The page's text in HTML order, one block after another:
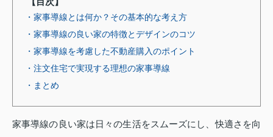
・家事導線とは何か？その基本的な考え方
・家事導線の良い家の特徴とデザインのコツ
・家事導線を考慮した不動産購入のポイント
・注文住宅で実現する理想の家事導線
・まとめ
家事導線の良い家は日々の生活をスムーズにし、快適さを向